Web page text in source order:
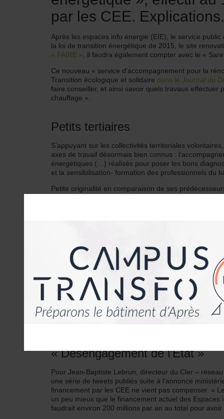
par les CEE. Explications.
Après les espaces info énergie (EIE), le service
la loi de transition énergétique de 2015, le site
« FAIRE » , il faudra également compter avec le «
Ce nouveau « service d’accompagnement pour la
Transition écologique et solidaire dans le Journal du
faire conseiller, et ainsi savoir quels travaux
chauffage ».
Petits tertiaires
S’appuyant sur les collectivités territoriales
axes de travail désormais bien connus :
énergétiques (…) réalisés pour poser les bons
et la sensibilisation- formation des professionnels du
Petite originalité en comparaison de ses
son utilité alors que les nouvelles obligations de
dans les bâtiments publics et privés
Financements et organisation
Doté de 200 millions d’euros sur la période 2020-
conformément à l’arrêté publié hier au JO– le
cofinancement « suivra une logique de
reste étant cofinancé par les collectivités territoriales
D’ici fin 2019, des concertations « organisées sous
territoriaux seront organisées. En parallèle, l’Ademe
« Désengagement de l’État »
Pour Jean-Baptiste Lebrun, directeur du Cler –
une série de tweets publiés suite à l’annonce
financement par les CEE ne vient pas compenser. «
un peu mieux que le financement actuel des
faudrait environ 200 millions par an au total pour